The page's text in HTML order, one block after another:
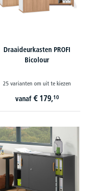
Draaideurkasten PROFI
Bicolour
25 varianten om uit te kiezen
vanaf € 179,10